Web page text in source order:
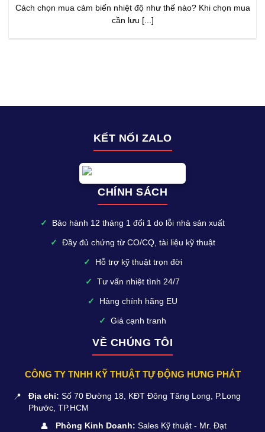
Cách chọn mua cảm biến nhiệt độ như thế nào? Khi chọn mua
cần lưu [...]
KẾT NỐI ZALO
CHÍNH SÁCH
✓ Bảo hành 12 tháng 1 đổi 1 do lỗi nhà sản xuất
✓ Đầy đủ chứng từ CO/CQ, tài liệu kỹ thuật
✓ Hỗ trợ kỹ thuật trọn đời
✓ Tư vấn nhiệt tình 24/7
✓ Hàng chính hãng EU
✓ Giá cạnh tranh
VỀ CHÚNG TÔI
CÔNG TY TNHH KỸ THUẬT TỰ ĐỘNG HƯNG PHÁT
📍 Địa chỉ: Số 70 Đường 18, KĐT Đông Tăng Long, P.Long
Phước, TP.HCM
👤 Phòng Kinh Doanh: Sales Kỹ thuật - Mr. Đạt